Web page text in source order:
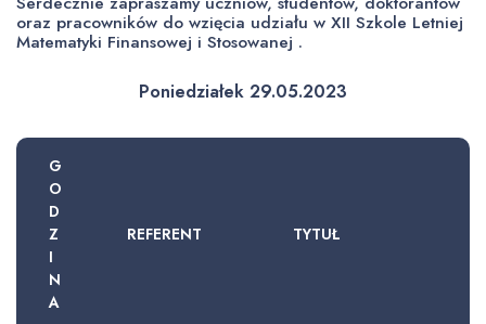
oraz pracowników do wzięcia udziału w XII Szkole Letniej
Matematyki Finansowej i Stosowanej .
Poniedziałek 29.05.2023
G
O
D
Z
I
N
A
REFERENT TYTUŁ